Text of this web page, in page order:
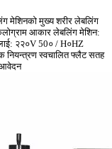
मेशिनको मुख्य शरीर लेबलिंग
आकार लेबलिंग मेशिन:
२२०V 50० / H०HZ
नियन्त्रण स्वचालित फ्लैट सतह
आवेदन